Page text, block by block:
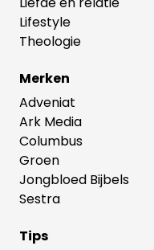
Lifestyle
Theologie
Merken
Adveniat
Ark Media
Columbus
Groen
Jongbloed Bijbels
Sestra
Tips